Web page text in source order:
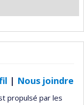
| Nous joindre
propulsé par les